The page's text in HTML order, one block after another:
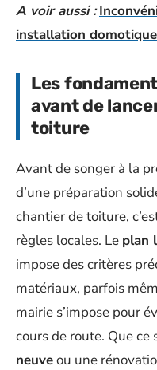
A voir aussi :
installation
Les
avant de
toiture
Avant de songer à la
d’une préparation
chantier de toiture,
règles locales. Le plan
impose des critères
matériaux, parfois
mairie s’impose pour
cours de route. Que ce
neuveou une